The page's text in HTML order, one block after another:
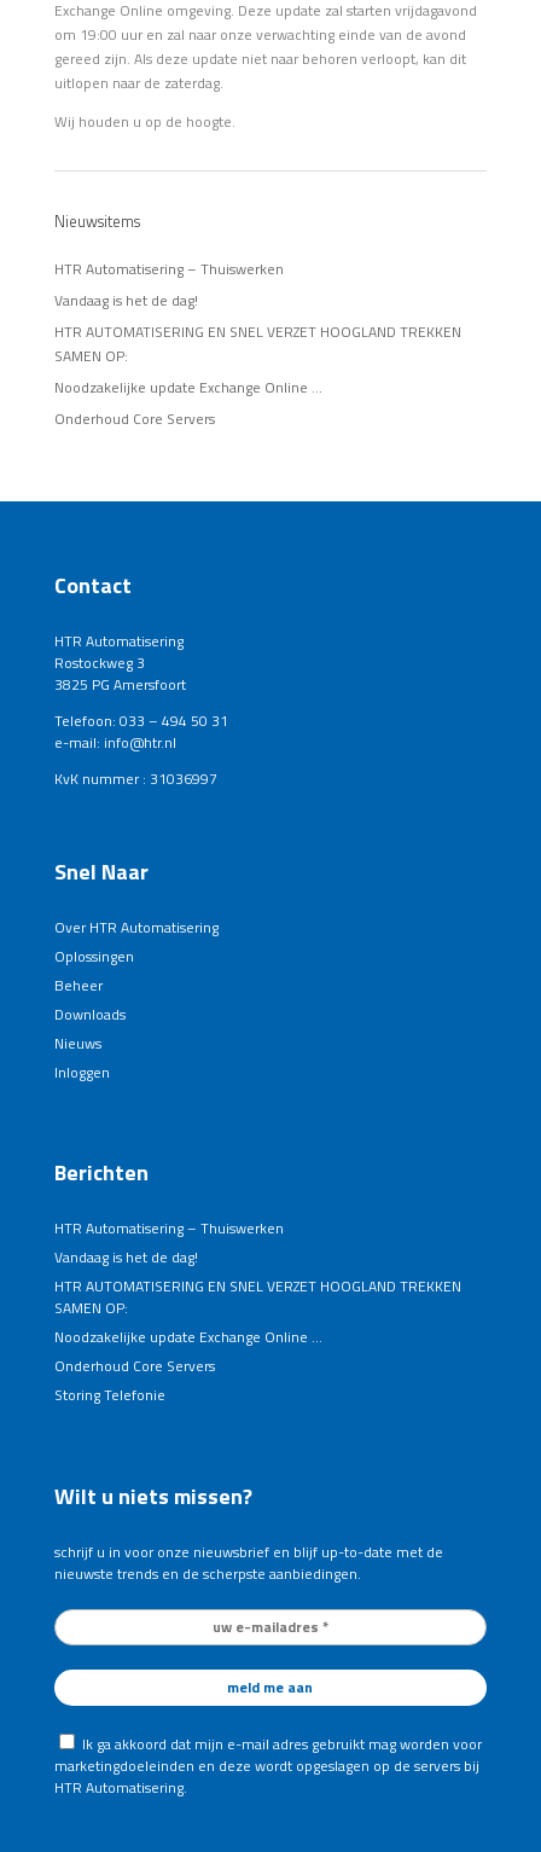
Exchange Online omgeving. Deze update zal starten vrijdagavond
om 19:00 uur en zal naar onze verwachting einde van de avond
gereed zijn. Als deze update niet naar behoren verloopt, kan dit
uitlopen naar de zaterdag.
Wij houden u op de hoogte.
Nieuwsitems
HTR Automatisering – Thuiswerken
Vandaag is het de dag!
HTR AUTOMATISERING EN SNEL VERZET HOOGLAND TREKKEN
SAMEN OP:
Noodzakelijke update Exchange Online …
Onderhoud Core Servers
Contact
HTR Automatisering
Rostockweg 3
3825 PG Amersfoort
Telefoon: 033 – 494 50 31
e-mail: info@htr.nl
KvK nummer : 31036997
Snel Naar
Over HTR Automatisering
Oplossingen
Beheer
Downloads
Nieuws
Inloggen
Berichten
HTR Automatisering – Thuiswerken
Vandaag is het de dag!
HTR AUTOMATISERING EN SNEL VERZET HOOGLAND TREKKEN
SAMEN OP:
Noodzakelijke update Exchange Online …
Onderhoud Core Servers
Storing Telefonie
Wilt u niets missen?
schrijf u in voor onze nieuwsbrief en blijf up-to-date met de
nieuwste trends en de scherpste aanbiedingen.
Ik ga akkoord dat mijn e-mail adres gebruikt mag worden voor
marketingdoeleinden en deze wordt opgeslagen op de servers bij
HTR Automatisering.